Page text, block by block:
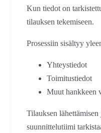
Kun tiedot on
tilauksen tekemiseen.
Prosessiin sisältyy
Yhteystiedot
Toimitustiedot
Muut hankkeen
Tilauksen
suunnittelutiimi